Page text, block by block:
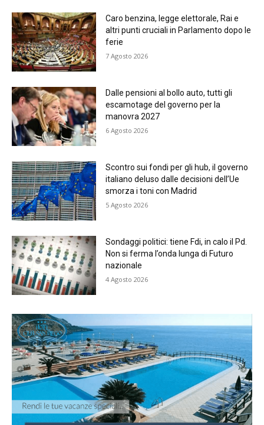
Caro benzina, legge elettorale, Rai e
altri punti cruciali in Parlamento dopo le
ferie
7 Agosto 2026
Dalle pensioni al bollo auto, tutti gli
escamotage del governo per la
manovra 2027
6 Agosto 2026
Scontro sui fondi per gli hub, il governo
italiano deluso dalle decisioni dell’Ue
smorza i toni con Madrid
5 Agosto 2026
Sondaggi politici: tiene Fdi, in calo il Pd.
Non si ferma l’onda lunga di Futuro
nazionale
4 Agosto 2026